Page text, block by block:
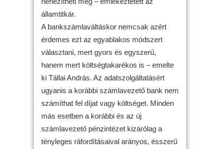
államtitkár.
A bankszámlaváltáskor nemcsak azért
érdemes ezt az egyablakos módszert
választani, mert gyors és egyszerű,
hanem mert költségtakarékos is – emelte
ki Tállai András. Az adatszolgáltatásért
ugyanis a korábbi számlavezető bank nem
számíthat fel díjat vagy költséget. Minden
más esetben a korábbi és az új
számlavezető pénzintézet kizárólag a
tényleges ráfordításaival arányos, ésszerű